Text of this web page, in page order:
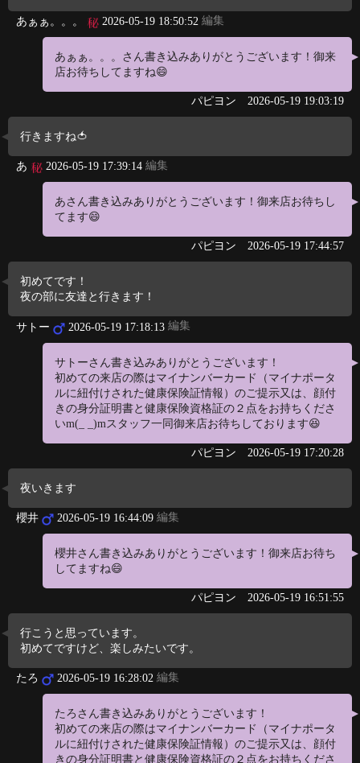
あぁぁ。。。 2026-05-19 18:50:52 編集
あぁぁ。。。さん書き込みありがとうございます！御来
店お待ちしてますね😄
パピヨン 2026-05-19 19:03:19
行きますね🍅
あ 2026-05-19 17:39:14 編集
あさん書き込みありがとうございます！御来店お待ちし
てます😄
パピヨン 2026-05-19 17:44:57
初めてです！
夜の部に友達と行きます！
サトー 2026-05-19 17:18:13 編集
サトーさん書き込みありがとうございます！
初めての来店の際はマイナンバーカード（マイナポータ
ルに紐付けされた健康保険証情報）のご提示又は、顔付
きの身分証明書と健康保険資格証の２点をお持ちくださ
いm(_ _)mスタッフ一同御来店お待ちしております😆
パピヨン 2026-05-19 17:20:28
夜いきます
櫻井 2026-05-19 16:44:09 編集
櫻井さん書き込みありがとうございます！御来店お待ち
してますね😄
パピヨン 2026-05-19 16:51:55
行こうと思っています。
初めてですけど、楽しみたいです。
たろ 2026-05-19 16:28:02 編集
たろさん書き込みありがとうございます！
初めての来店の際はマイナンバーカード（マイナポータ
ルに紐付けされた健康保険証情報）のご提示又は、顔付
きの身分証明書と健康保険資格証の２点をお持ちくださ